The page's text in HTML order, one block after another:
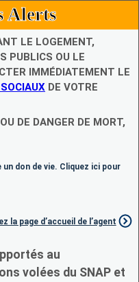
Alerts
LE LOGEMENT,
PUBLICS OU LE
IMMÉDIATEMENT LE
DE VOTRE
DE DANGER DE MORT,
don de vie. Cliquez ici pour
la page d’accueil de l’agent
au
volées du SNAP et